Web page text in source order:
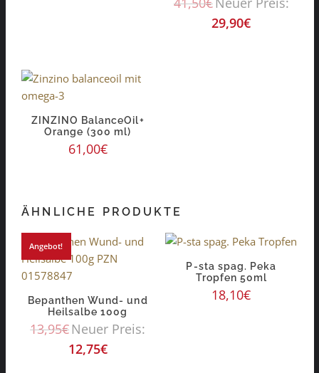
29,90€
ZINZINO BalanceOil+
Orange (300 ml)
61,00€
ÄHNLICHE PRODUKTE
Angebot!
Bepanthen Wund- und
Heilsalbe 100g
13,95€Neuer Preis:
12,75€
P-sta spag. Peka
Tropfen 50ml
18,10€